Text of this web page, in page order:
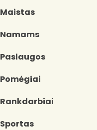
Maistas
Namams
Paslaugos
Pomėgiai
Rankdarbiai
Sportas